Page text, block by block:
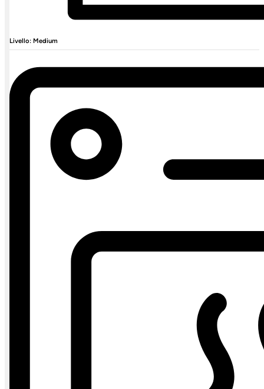
Livello: Medium